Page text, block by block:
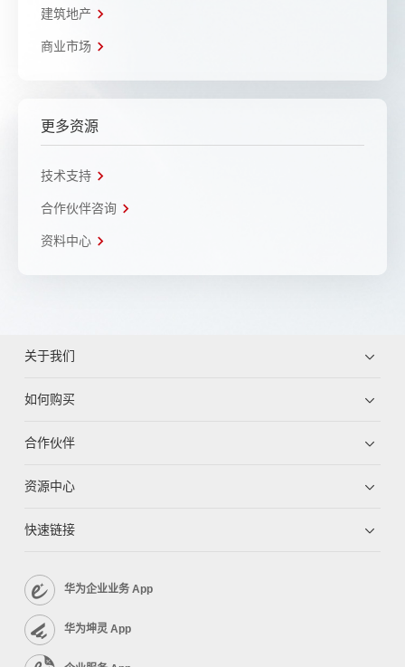
建筑地产
商业市场
更多资源
技术支持
合作伙伴咨询
资料中心
关于我们
如何购买
合作伙伴
资源中心
快速链接
华为企业业务 App
华为坤灵 App